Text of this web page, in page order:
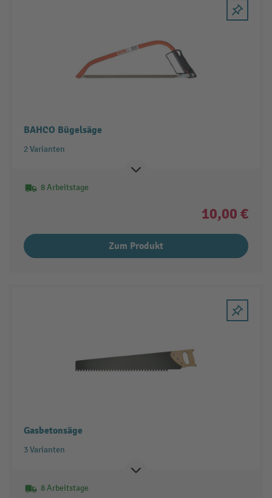
BAHCO Bügelsäge
2 Varianten
8 Arbeitstage
10,00 €
Zum Produkt
Gasbetonsäge
3 Varianten
8 Arbeitstage